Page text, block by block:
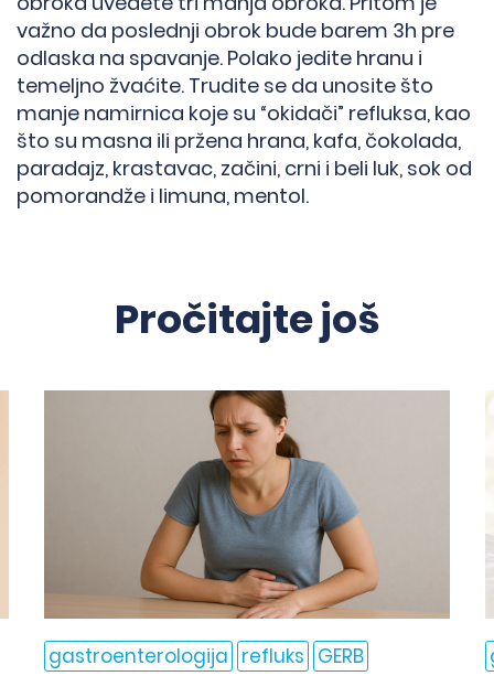
važno da poslednji obrok bude barem 3h pre
odlaska na spavanje. Polako jedite hranu i
temeljno žvaćite. Trudite se da unosite što
manje namirnica koje su “okidači” refluksa, kao
što su masna ili pržena hrana, kafa, čokolada,
paradajz, krastavac, začini, crni i beli luk, sok od
pomorandže i limuna, mentol.
Pročitajte još
gastroenterologija refluks GERB